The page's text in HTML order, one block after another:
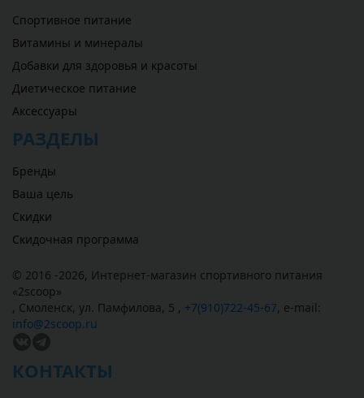
Спортивное питание
Витамины и минералы
Добавки для здоровья и красоты
Диетическое питание
Аксессуары
РАЗДЕЛЫ
Бренды
Ваша цель
Скидки
Скидочная программа
© 2016 -2026, Интернет-магазин спортивного питания
«2scoop»
, Смоленск, ул. Памфилова, 5 , +7(910)722-45-67, e-mail:
info@2scoop.ru
КОНТАКТЫ